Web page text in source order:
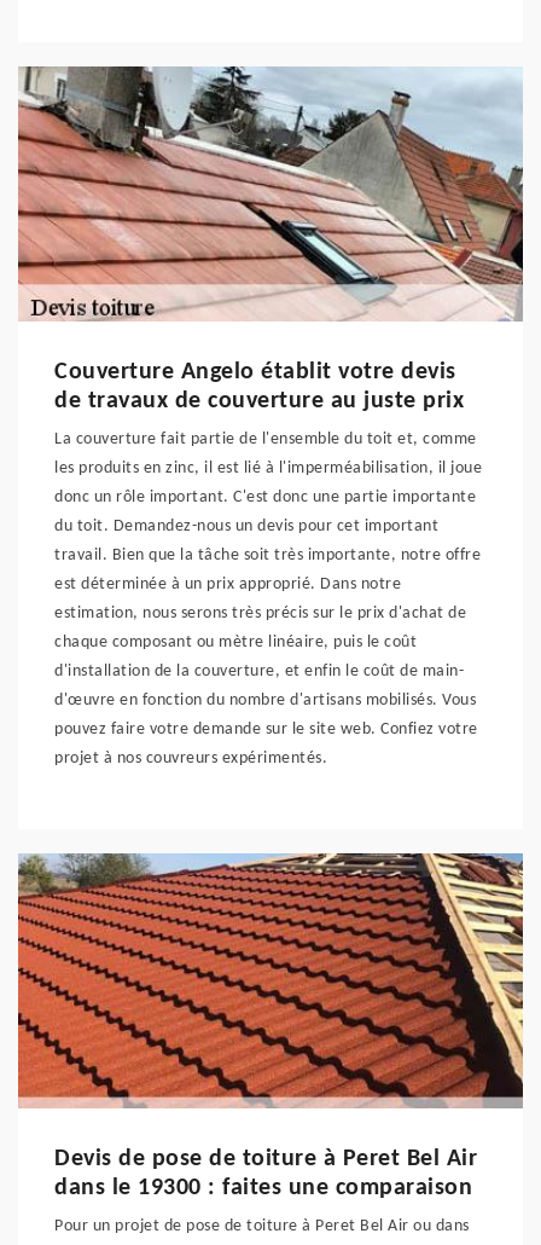
Couverture Angelo établit votre devis
de travaux de couverture au juste prix
La couverture fait partie de l'ensemble du toit et, comme
les produits en zinc, il est lié à l'imperméabilisation, il joue
donc un rôle important. C'est donc une partie importante
du toit. Demandez-nous un devis pour cet important
travail. Bien que la tâche soit très importante, notre offre
est déterminée à un prix approprié. Dans notre
estimation, nous serons très précis sur le prix d'achat de
chaque composant ou mètre linéaire, puis le coût
d'installation de la couverture, et enfin le coût de main-
d'œuvre en fonction du nombre d'artisans mobilisés. Vous
pouvez faire votre demande sur le site web. Confiez votre
projet à nos couvreurs expérimentés.
Devis de pose de toiture à Peret Bel Air
dans le 19300 : faites une comparaison
Pour un projet de pose de toiture à Peret Bel Air ou dans